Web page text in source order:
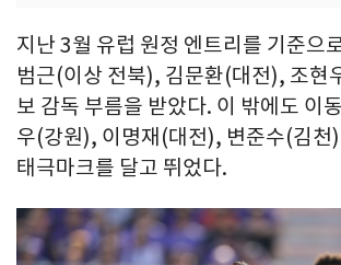
지난 3월 유럽 원정 엔트리를 기준으
범근(이상 전북), 김문환(대전), 조현
보 감독 부름을 받았다. 이 밖에도 이
우(강원), 이명재(대전), 변준수(김천)
태극마크를 달고 뛰었다.